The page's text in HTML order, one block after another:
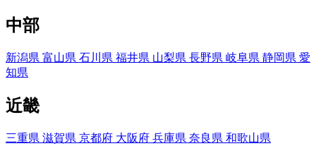
中部
新潟県 富山県 石川県 福井県 山梨県 長野県 岐阜県 静岡県 愛
知県
近畿
三重県 滋賀県 京都府 大阪府 兵庫県 奈良県 和歌山県